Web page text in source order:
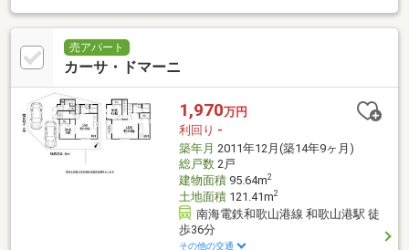
売アパート
カーサ・ドマーニ
1,970万円
利回り -
築年月 2011年12月(築14年9ヶ月)
総戸数2戸
建物面積95.64m2
土地面積121.41m2
南海電鉄和歌山港線 和歌山港駅 徒
歩36分
その他の交通